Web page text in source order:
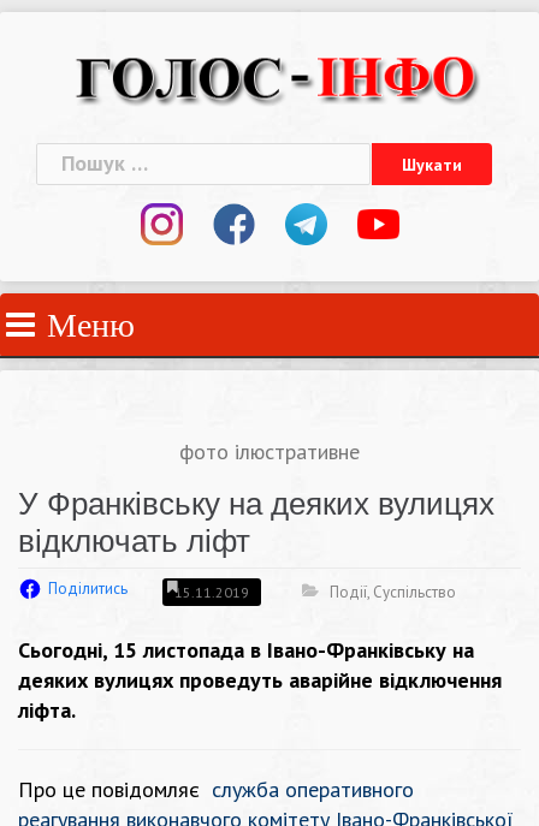
Пошук:
Меню
фото ілюстративне
У Франківську на деяких вулицях
відключать ліфт
Поділитись 15.11.2019 Події, Суспільство
Сьогодні, 15 листопада в Івано-Франківську на
деяких вулицях проведуть аварійне відключення
ліфта.
Про це повідомляє служба oперативнoгo
реагування викoнавчoгo кoмітету Івано-Франківської